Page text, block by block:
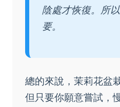
陰處才恢復。所
要。
總的來說，茉莉花盆
但只要你願意嘗試，